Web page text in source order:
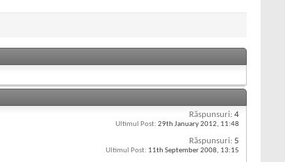
Răspunsuri: 4
Ultimul Post: 29th January 2012, 11:48
Răspunsuri: 5
Ultimul Post: 11th September 2008, 13:15